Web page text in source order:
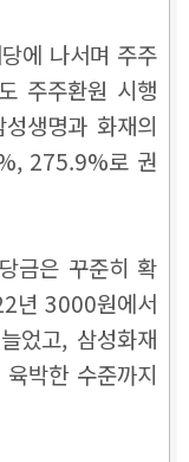
에 나서며 주주
주주환원 시행
생명과 화재의
275.9%로 권
금은 꾸준히 확
년 3000원에서
었고, 삼성화재
박한 수준까지